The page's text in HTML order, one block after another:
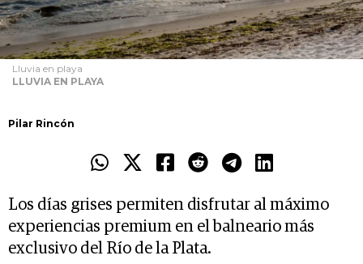
Lluvia en playa
LLUVIA EN PLAYA
Pilar Rincón
Los días grises permiten disfrutar al máximo
experiencias premium en el balneario más
exclusivo del Río de la Plata.